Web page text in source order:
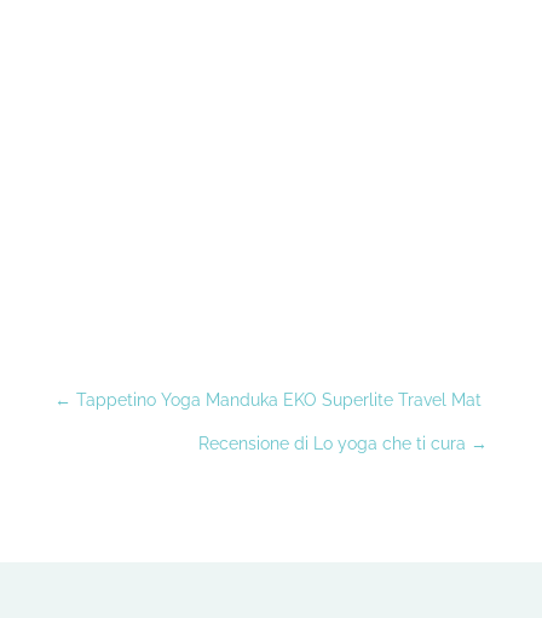
← Tappetino Yoga Manduka EKO Superlite Travel Mat
Recensione di Lo yoga che ti cura →